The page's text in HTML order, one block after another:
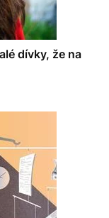
dívky, že na